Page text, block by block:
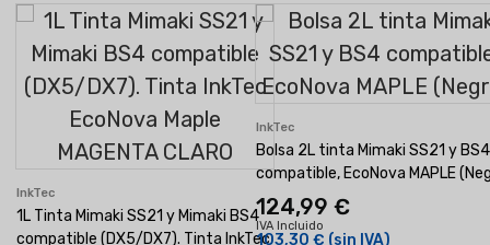
InkTec
1L Tinta Mimaki SS21 y Mimaki BS4
compatible (DX5/DX7). Tinta InkTec
InkTec
Bolsa 2L tinta Mimaki SS21 y BS4
compatible, EcoNova MAPLE
124,99 €
IVA Incluido
103,30 € (sin IVA)